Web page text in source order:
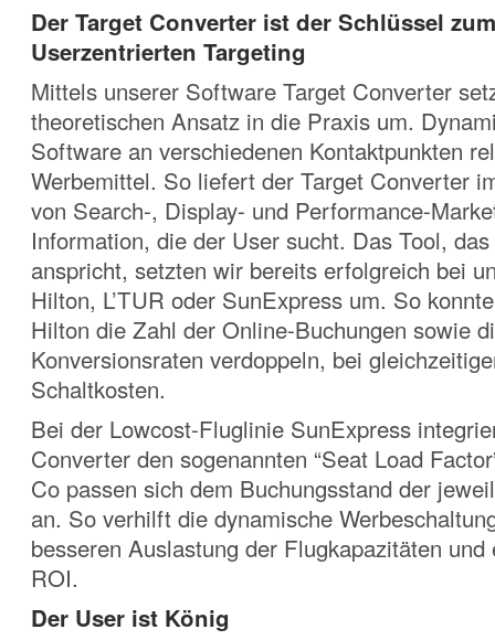
Der Target Converter ist der Schlüssel zum
Userzentrierten Targeting
Mittels unserer Software Target Converter
theoretischen Ansatz in die Praxis um.
Software an verschiedenen Kontaktpunkten
Werbemittel. So liefert der Target Converter
von Search-, Display- und Performance-
Information, die der User sucht. Das Tool,
anspricht, setzten wir bereits erfolgreich bei
Hilton, L’TUR oder SunExpress um. So
Hilton die Zahl der Online-Buchungen sowie
Konversionsraten verdoppeln, bei
Schaltkosten.
Bei der Lowcost-Fluglinie SunExpress
Converter den sogenannten “Seat Load
Co passen sich dem Buchungsstand der
an. So verhilft die dynamische
besseren Auslastung der Flugkapazitäten und
ROI.
Der User ist König